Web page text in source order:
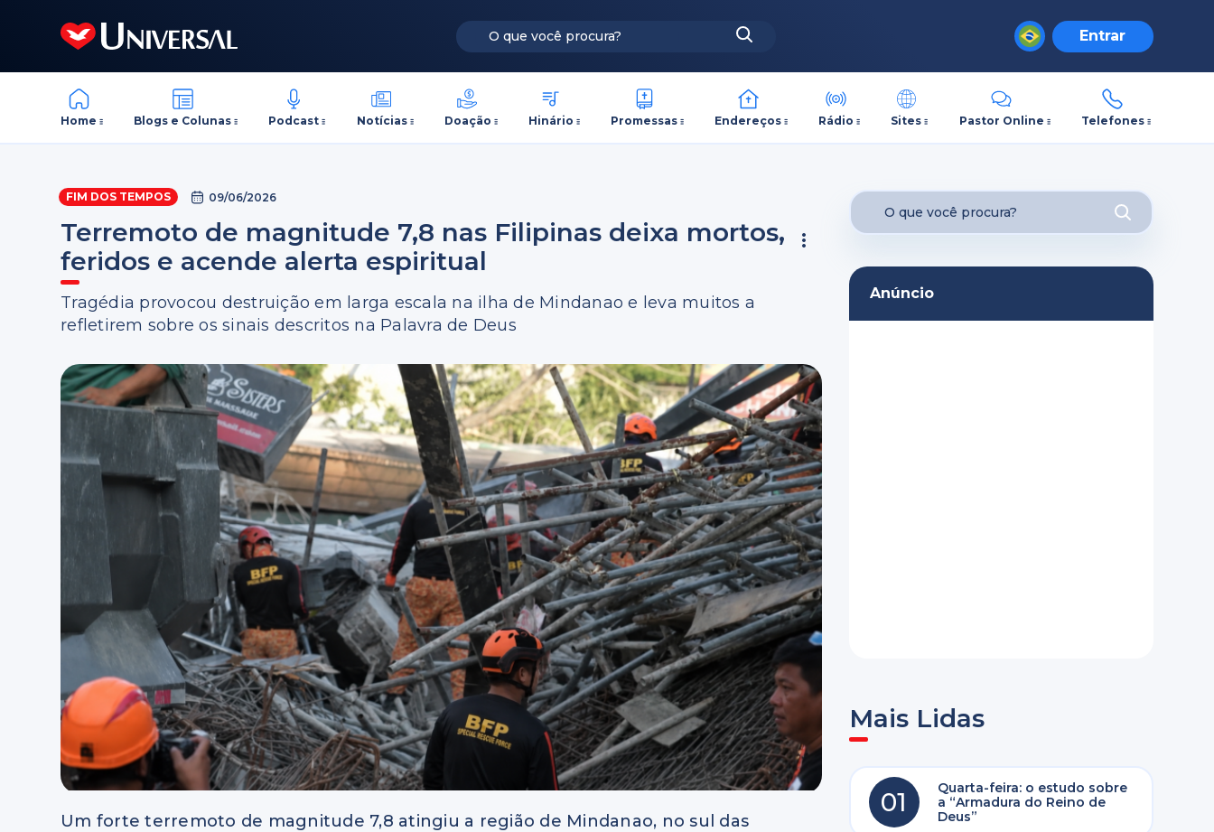
Entrar
Home Blogs e Colunas Podcast Notícias Doação Hinário Promessas Endereços Rádio Sites Pastor Online Telefones
FIM DOS TEMPOS 09/06/2026
Terremoto de magnitude 7,8 nas Filipinas deixa mortos,
feridos e acende alerta espiritual
Tragédia provocou destruição em larga escala na ilha de Mindanao e leva muitos a
refletirem sobre os sinais descritos na Palavra de Deus
Um forte terremoto de magnitude 7,8 atingiu a região de Mindanao, no sul das
Anúncio
Mais Lidas
01
Quarta-feira: o estudo sobre
a “Armadura do Reino de
Deus”